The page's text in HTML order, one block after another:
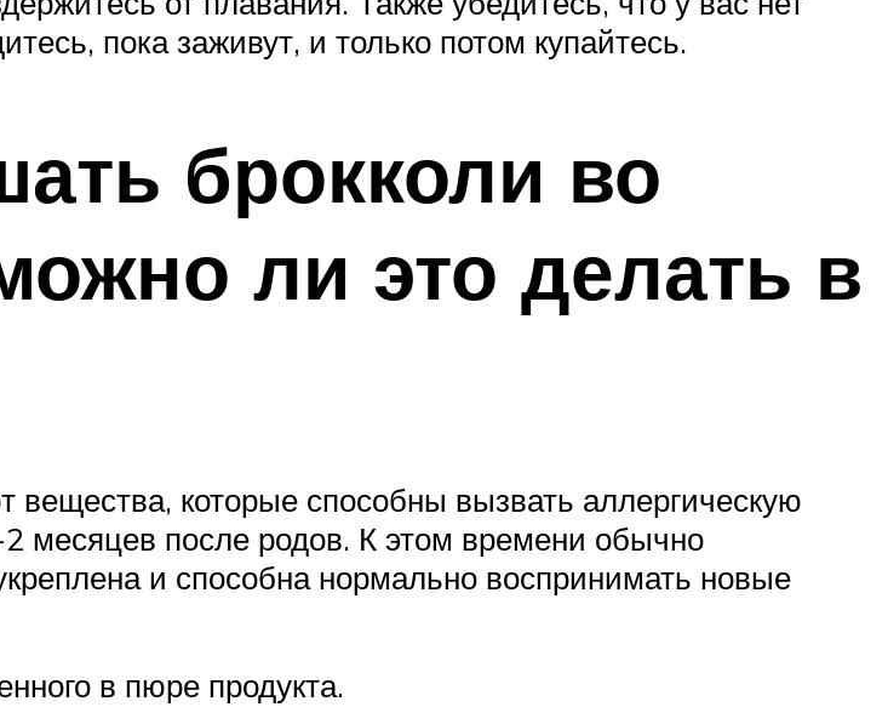
пока заживут, и только потом купайтесь.
брокколи во
ли это делать в
вещества, которые способны вызвать аллергическую
месяцев после родов. К этом времени обычно
и способна нормально воспринимать новые
в пюре продукта.